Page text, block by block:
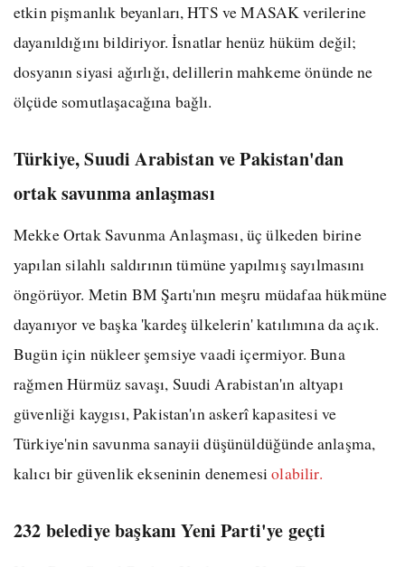
etkin pişmanlık beyanları, HTS ve MASAK verilerine
dayanıldığını bildiriyor. İsnatlar henüz hüküm değil;
dosyanın siyasi ağırlığı, delillerin mahkeme önünde ne
ölçüde somutlaşacağına bağlı.
Türkiye, Suudi Arabistan ve Pakistan'dan
ortak savunma anlaşması
Mekke Ortak Savunma Anlaşması, üç ülkeden birine
yapılan silahlı saldırının tümüne yapılmış sayılmasını
öngörüyor. Metin BM Şartı'nın meşru müdafaa hükmüne
dayanıyor ve başka 'kardeş ülkelerin' katılımına da açık.
Bugün için nükleer şemsiye vaadi içermiyor. Buna
rağmen Hürmüz savaşı, Suudi Arabistan'ın altyapı
güvenliği kaygısı, Pakistan'ın askerî kapasitesi ve
Türkiye'nin savunma sanayii düşünüldüğünde anlaşma,
kalıcı bir güvenlik ekseninin denemesiolabilir.
232 belediye başkanı Yeni Parti'ye geçti